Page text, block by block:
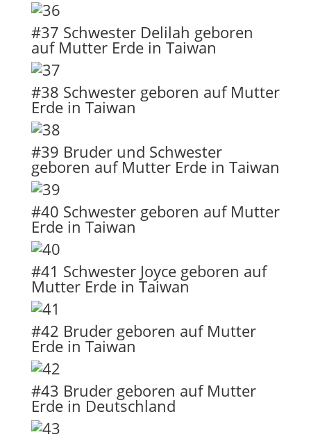
#37 Schwester Delilah geboren
auf Mutter Erde in Taiwan
#38 Schwester geboren auf Mutter
Erde in Taiwan
#39 Bruder und Schwester
geboren auf Mutter Erde in Taiwan
#40 Schwester geboren auf Mutter
Erde in Taiwan
#41 Schwester Joyce geboren auf
Mutter Erde in Taiwan
#42 Bruder geboren auf Mutter
Erde in Taiwan
#43 Bruder geboren auf Mutter
Erde in Deutschland